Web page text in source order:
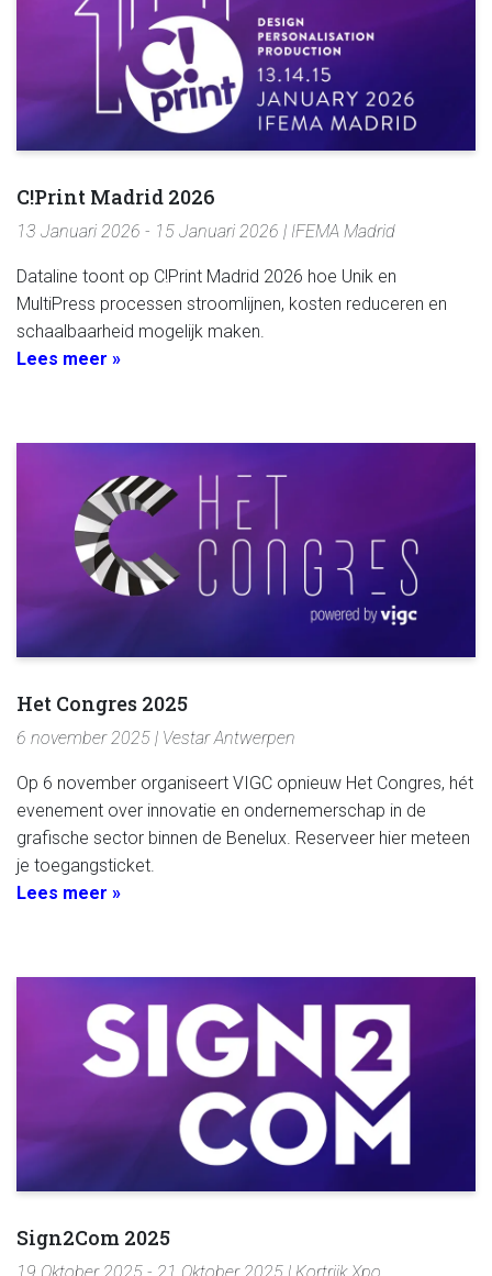
C!Print Madrid 2026
13 Januari 2026 - 15 Januari 2026 | IFEMA Madrid
Dataline toont op C!Print Madrid 2026 hoe Unik en
MultiPress processen stroomlijnen, kosten reduceren en
schaalbaarheid mogelijk maken.
Lees meer »
Het Congres 2025
6 november 2025 | Vestar Antwerpen
Op 6 november organiseert VIGC opnieuw Het Congres, hét
evenement over innovatie en ondernemerschap in de
grafische sector binnen de Benelux. Reserveer hier meteen
je toegangsticket.
Lees meer »
Sign2Com 2025